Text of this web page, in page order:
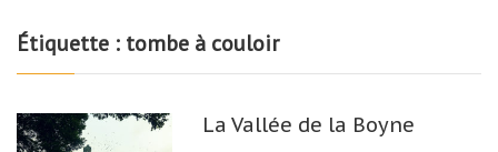
Étiquette : tombe à couloir
La Vallée de la Boyne